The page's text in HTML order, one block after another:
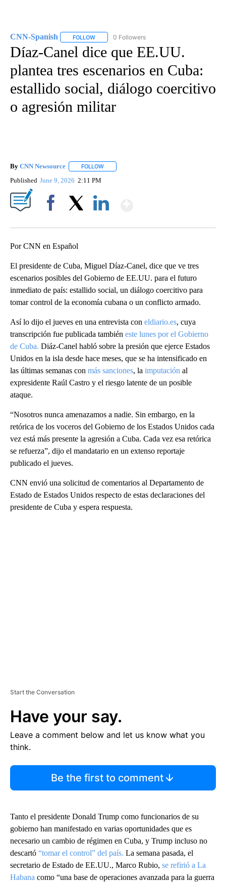
CNN-Spanish FOLLOW FOLLOW "CNN-SPANISH" TO RECEIVE
0 Followers
Díaz-Canel dice que EE.UU.
plantea tres escenarios en Cuba:
estallido social, diálogo coercitivo
o agresión militar
By CNN Newsource FOLLOW
Published June 9, 2026 2:11 PM
Por CNN en Español
El presidente de Cuba, Miguel Díaz-Canel, dice que ve tres
escenarios posibles del Gobierno de EE.UU. para el futuro
inmediato de país: estallido social, un diálogo coercitivo para
tomar control de la economía cubana o un conflicto armado.
Así lo dijo el jueves en una entrevista con eldiario.es, cuya
transcripción fue publicada también este lunes por el Gobierno
de Cuba. Diáz-Canel habló sobre la presión que ejerce Estados
Unidos en la isla desde hace meses, que se ha intensificado en
las últimas semanas con más sanciones, la imputación al
expresidente Raúl Castro y el riesgo latente de un posible
ataque.
“Nosotros nunca amenazamos a nadie. Sin embargo, en la
retórica de los voceros del Gobierno de los Estados Unidos cada
vez está más presente la agresión a Cuba. Cada vez esa retórica
se refuerza”, dijo el mandatario en un extenso reportaje
publicado el jueves.
CNN envió una solicitud de comentarios al Departamento de
Estado de Estados Unidos respecto de estas declaraciones del
presidente de Cuba y espera respuesta.
Start the Conversation
Have your say.
Leave a comment below and let us know what you
think.
Be the first to comment
Tanto el presidente Donald Trump como funcionarios de su
gobierno han manifestado en varias oportunidades que es
necesario un cambio de régimen en Cuba, y Trump incluso no
descartó “tomar el control” del país. La semana pasada, el
secretario de Estado de EE.UU., Marco Rubio, se refirió a La
Habana como “una base de operaciones avanzada para la guerra